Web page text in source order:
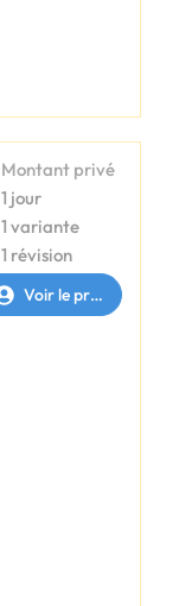
Montant privé
1 jour
1 variante
1 révision
Voir le profil